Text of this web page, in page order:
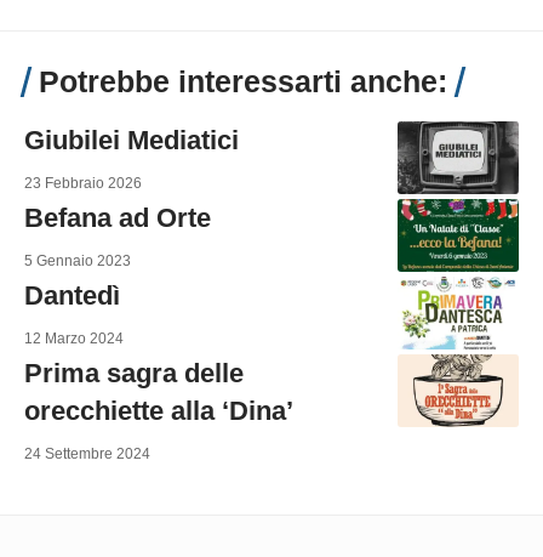
Potrebbe interessarti anche:
Giubilei Mediatici
23 Febbraio 2026
Befana ad Orte
5 Gennaio 2023
Dantedì
12 Marzo 2024
Prima sagra delle
orecchiette alla ‘Dina’
24 Settembre 2024